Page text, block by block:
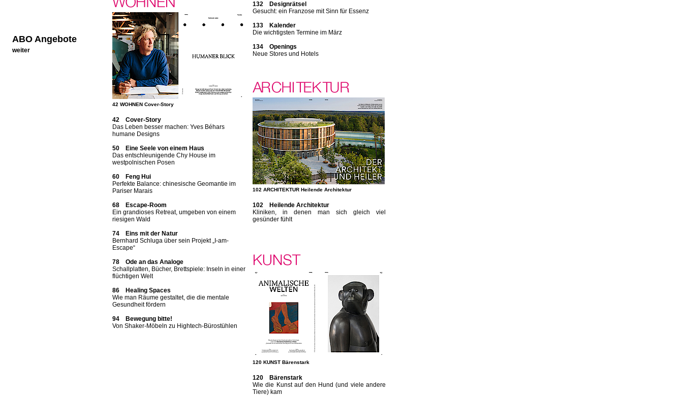
ABO Angebote
weiter
42 WOHNEN Cover-Story
42 Cover-Story
Das Leben besser machen: Yves Béhars
humane Designs
50 Eine Seele von einem Haus
Das entschleunigende Chy House im
westpolnischen Posen
60 Feng Hui
Perfekte Balance: chinesische Geomantie im
Pariser Marais
68 Escape-Room
Ein grandioses Retreat, umgeben von einem
riesigen Wald
74 Eins mit der Natur
Bernhard Schluga über sein Projekt „I-am-
Escape“
78 Ode an das Analoge
Schallplatten, Bücher, Brettspiele: Inseln in einer
flüchtigen Welt
86 Healing Spaces
Wie man Räume gestaltet, die die mentale
Gesundheit fördern
94 Bewegung bitte!
Von Shaker-Möbeln zu Hightech-Bürostühlen
132 Designrätsel
Gesucht: ein Franzose mit Sinn für Essenz
133 Kalender
Die wichtigsten Termine im März
134 Openings
Neue Stores und Hotels
102 ARCHITEKTUR Heilende Architektur
102 Heilende Architektur
Kliniken, in denen man sich gleich viel
gesünder fühlt
120 KUNST Bärenstark
120 Bärenstark
Wie die Kunst auf den Hund (und viele andere
Tiere) kam